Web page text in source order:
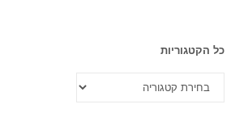
כל הקטגוריות
הקטגוריות